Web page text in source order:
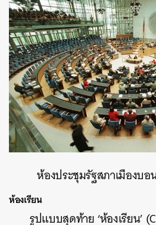
ห้องประชุมรัฐสภาเมืองบอ
ห้องเรียน
รูปแบบสุดท้าย ‘ห้องเรียน’